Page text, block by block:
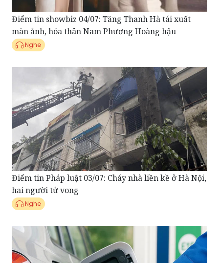
màn ảnh, hóa thân Nam Phương Hoàng hậu
Nghe
Điểm tin Pháp luật 03/07: Cháy nhà liền kề ở Hà Nội,
hai người tử vong
Nghe